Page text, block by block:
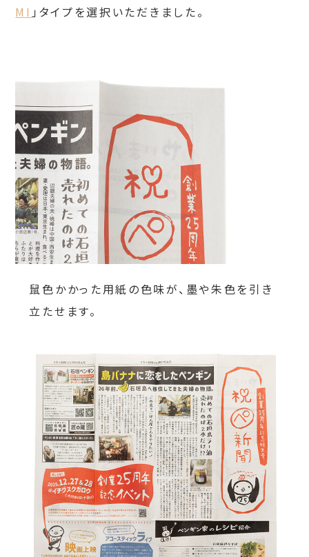
MI 」タイプを選択いただきました。
鼠色かかった用紙の色味が、墨や朱色を引き
立たせます。